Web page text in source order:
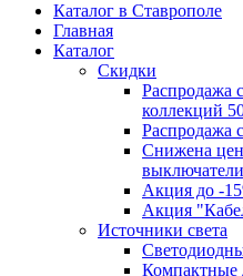
Каталог в Ставрополе
Главная
Каталог
Скидки
Распродажа
коллекций
Распродажа
Cнижена
Акция до -
Акция
Источники света